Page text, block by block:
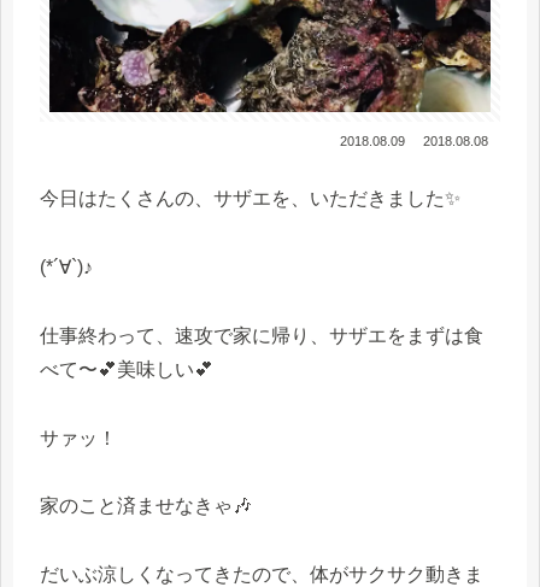
2018.08.09 2018.08.08
今日はたくさんの、サザエを、いただきました✨
(*´∀`)♪
仕事終わって、速攻で家に帰り、サザエをまずは食
べて〜💕美味しい💕
サァッ！
家のこと済ませなきゃ🎶
だいぶ涼しくなってきたので、体がサクサク動きま